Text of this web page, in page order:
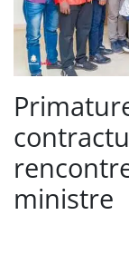
ministre